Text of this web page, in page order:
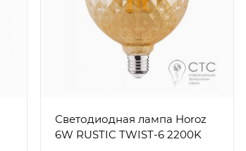
Светодиодная лампа Horoz
6W RUSTIC TWIST-6 2200K